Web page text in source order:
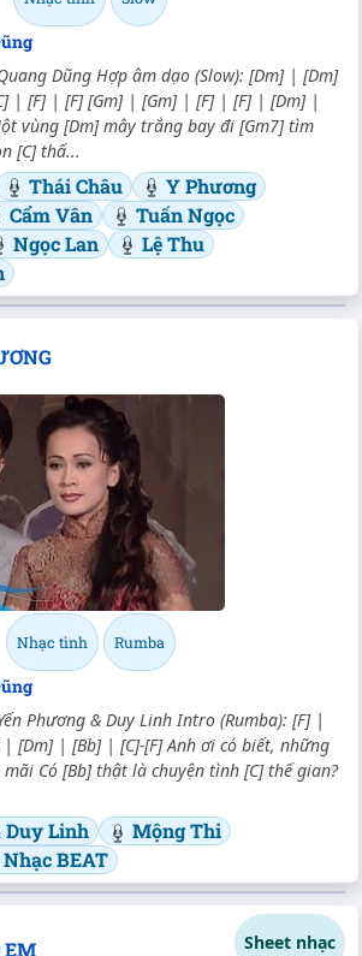
Dũng Hợp âm dạo (Slow): [Dm] | [Dm]
| [F] | [F] [Gm] | [Gm] | [F] | [F] | [Dm] |
vùng [Dm] mây trắng bay đi [Gm7] tìm
[C] thấ...
Thái Châu
Y Phương
Cẩm Vân
Tuấn Ngọc
Ngọc Lan
Lệ Thu
Nhạc tình Rumba
Phương & Duy Linh Intro (Rumba): [F] |
[Dm] | [Bb] | [C]-[F] Anh ơi có biết, những
Có [Bb] thật là chuyện tình [C] thế gian?
Duy Linh
Mộng Thi
Nhạc BEAT
EM Sheet nhạc